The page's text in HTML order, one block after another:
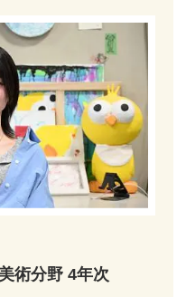
術分野 4年次